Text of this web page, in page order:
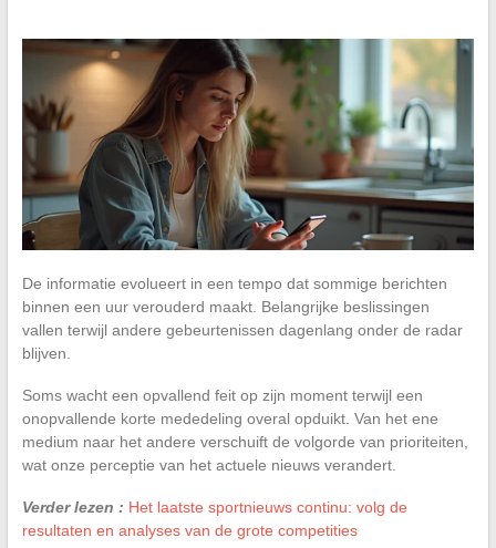
De informatie evolueert in een tempo dat sommige berichten
binnen een uur verouderd maakt. Belangrijke beslissingen
vallen terwijl andere gebeurtenissen dagenlang onder de radar
blijven.
Soms wacht een opvallend feit op zijn moment terwijl een
onopvallende korte mededeling overal opduikt. Van het ene
medium naar het andere verschuift de volgorde van prioriteiten,
wat onze perceptie van het actuele nieuws verandert.
Verder lezen : Het laatste sportnieuws continu: volg de
resultaten en analyses van de grote competities